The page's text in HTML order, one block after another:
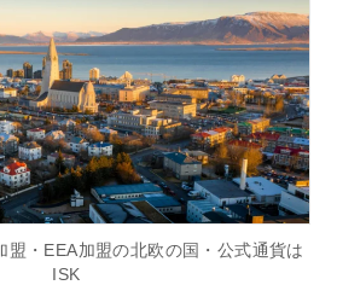
盟・EEA加盟の北欧の国・公式通貨は
ISK